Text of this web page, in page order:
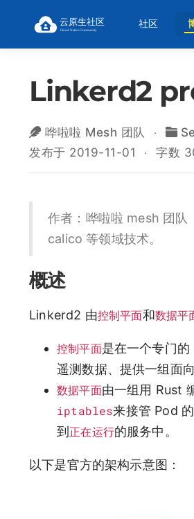
社区
Linkerd2
哗啦啦 Mesh 团队
发布于 2019-11-01
字数
作者：哗啦啦 mesh 团
calico 等领域技术。
概述
Linkerd2 由控制平面和数据平
控制平面是在一个专门
遥测数据、提供一组面
数据平面由一组用 Rust
iptables来接管 Pod
到 正在运行的服务中。
以下是官方的架构示意图：